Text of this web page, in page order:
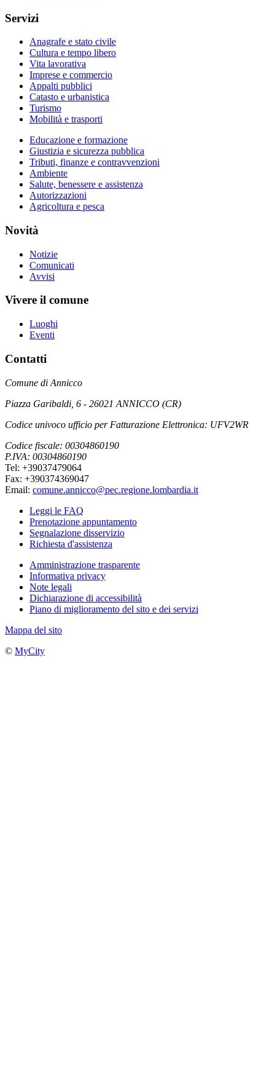
Servizi
Anagrafe e stato civile
Cultura e tempo libero
Vita lavorativa
Imprese e commercio
Appalti pubblici
Catasto e urbanistica
Turismo
Mobilità e trasporti
Educazione e formazione
Giustizia e sicurezza pubblica
Tributi, finanze e contravvenzioni
Ambiente
Salute, benessere e assistenza
Autorizzazioni
Agricoltura e pesca
Novità
Notizie
Comunicati
Avvisi
Vivere il comune
Luoghi
Eventi
Contatti
Comune di Annicco
Piazza Garibaldi, 6 - 26021 ANNICCO (CR)
Codice univoco ufficio per Fatturazione Elettronica: UFV2WR
Codice fiscale: 00304860190
P.IVA: 00304860190
Tel: +39037479064
Fax: +390374369047
Email: comune.annicco@pec.regione.lombardia.it
Leggi le FAQ
Prenotazione appuntamento
Segnalazione disservizio
Richiesta d'assistenza
Amministrazione trasparente
Informativa privacy
Note legali
Dichiarazione di accessibilità
Piano di miglioramento del sito e dei servizi
Mappa del sito
© MyCity